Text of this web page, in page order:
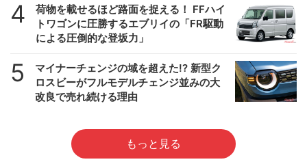
4
荷物を載せるほど路面を捉える！ FFハイ
トワゴンに圧勝するエブリイの「FR駆動
による圧倒的な登坂力」
5
マイナーチェンジの域を超えた!? 新型ク
ロスビーがフルモデルチェンジ並みの大
改良で売れ続ける理由
もっと見る